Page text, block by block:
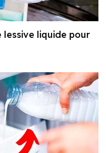
liquide pour